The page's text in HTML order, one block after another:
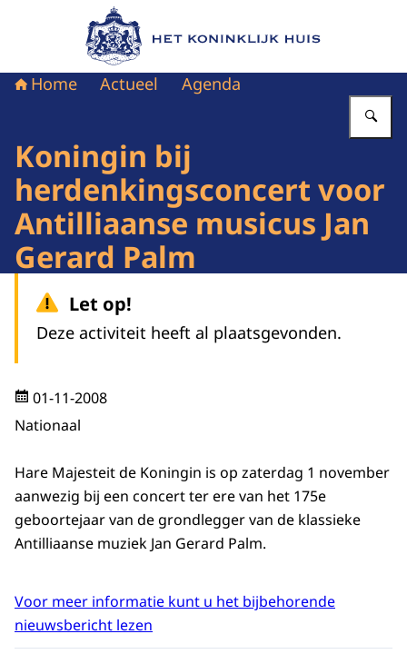
Naar de homepage van Het Koninklijk Huis
Home Actueel Agenda
Koningin bij
herdenkingsconcert voor
Antilliaanse musicus Jan
Gerard Palm
Let op!
Deze activiteit heeft al plaatsgevonden.
01-11-2008
Nationaal
Hare Majesteit de Koningin is op zaterdag 1 november
aanwezig bij een concert ter ere van het 175e
geboortejaar van de grondlegger van de klassieke
Antilliaanse muziek Jan Gerard Palm.
Voor meer informatie kunt u het bijbehorende
nieuwsbericht lezen